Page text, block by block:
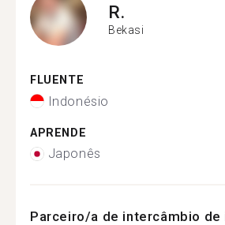
R.
Bekasi
FLUENTE
Indonésio
APRENDE
Japonês
Parceiro/a de intercâmbio de